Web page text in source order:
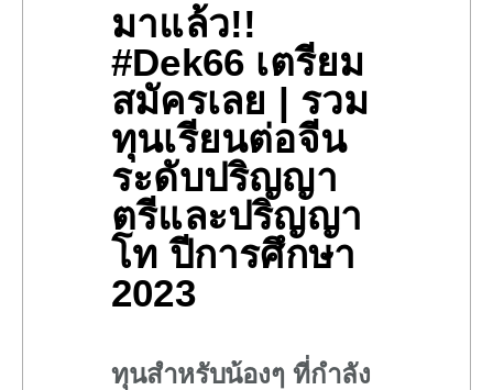
มาแล้ว!!
#Dek66 เตรียม
สมัครเลย | รวม
ทุนเรียนต่อจีน
ระดับปริญญา
ตรีและปริญญา
โท ปีการศึกษา
2023
ทุนสำหรับน้องๆ ที่กำลัง